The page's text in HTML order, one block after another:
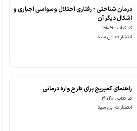
درمان شناختی - رفتاری اختلال وسواسی اجباری و
اشکال دیگر آن
کد کتاب : 191041
انتشارات ابن سینا
راهنمای کمبریج برای طرح واره درمانی
کد کتاب : 191040
انتشارات ابن سینا